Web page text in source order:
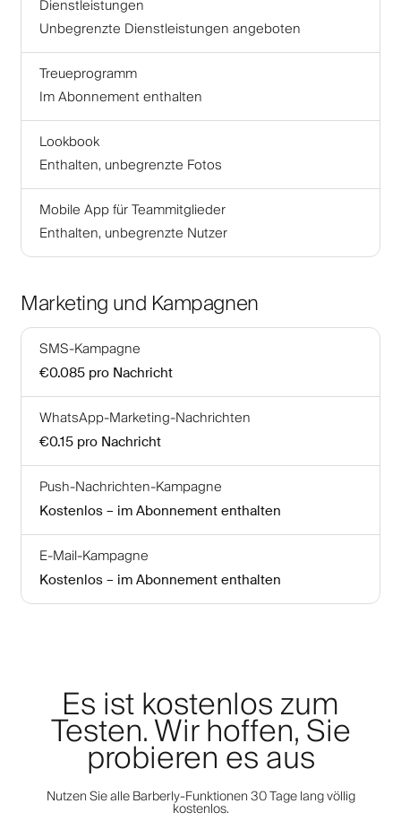
Dienstleistungen
Unbegrenzte Dienstleistungen angeboten
Treueprogramm
Im Abonnement enthalten
Lookbook
Enthalten, unbegrenzte Fotos
Mobile App für Teammitglieder
Enthalten, unbegrenzte Nutzer
Marketing und Kampagnen
SMS-Kampagne
€0.085 pro Nachricht
WhatsApp-Marketing-Nachrichten
€0.15 pro Nachricht
Push-Nachrichten-Kampagne
Kostenlos – im Abonnement enthalten
E-Mail-Kampagne
Kostenlos – im Abonnement enthalten
Es ist kostenlos zum
Testen. Wir hoffen, Sie
probieren es aus
Nutzen Sie alle Barberly-Funktionen 30 Tage lang völlig
kostenlos.